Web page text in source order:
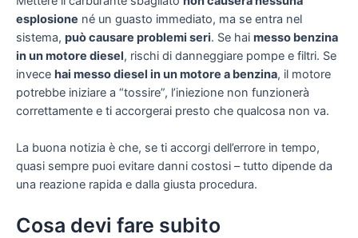
esplosione né un guasto immediato, ma se entra nel
sistema, può causare problemi seri. Se hai messo benzina
in un motore diesel, rischi di danneggiare pompe e filtri. Se
invece hai messo diesel in un motore a benzina, il motore
potrebbe iniziare a “tossire”, l’iniezione non funzionerà
correttamente e ti accorgerai presto che qualcosa non va.
La buona notizia è che, se ti accorgi dell’errore in tempo,
quasi sempre puoi evitare danni costosi – tutto dipende da
una reazione rapida e dalla giusta procedura.
Cosa devi fare subito